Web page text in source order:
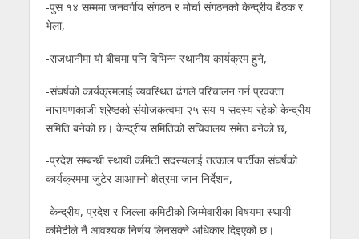
-पुस १४ सम्ममा जनवर्गीय संगठन र मोर्चा संगठनको केन्द्रीय बैठक र
भेला,
-राजधानीमा यो बीचमा पनि विभिन्न स्थानीय कार्यक्रम हुने,
-संघर्षको कार्यक्रमलाई व्यवस्थित ढंगले परिचालन गर्न प्रवक्ता
नारायणकाजी श्रेष्ठको संयोजकत्वमा २५ सय १ सदस्य रहेको केन्द्रीय
समिति बनेको छ। केन्द्रीय समितिको सचिवालय समेत बनेको छ,
-प्रदेश सम्बन्धी स्थायी कमिटी सदस्यलाई तत्काल पार्टीका संघर्षको
कार्यक्रममा जुटेर आआफ्नो क्षेत्रमा जान निर्देशन,
-केन्द्रीय, प्रदेश र जिल्ला कमिटीको जिम्मेवारीका विषयमा स्थायी
कमिटीले नै आवश्यक निर्णय लिनसक्ने अधिकार दिइएको छ।